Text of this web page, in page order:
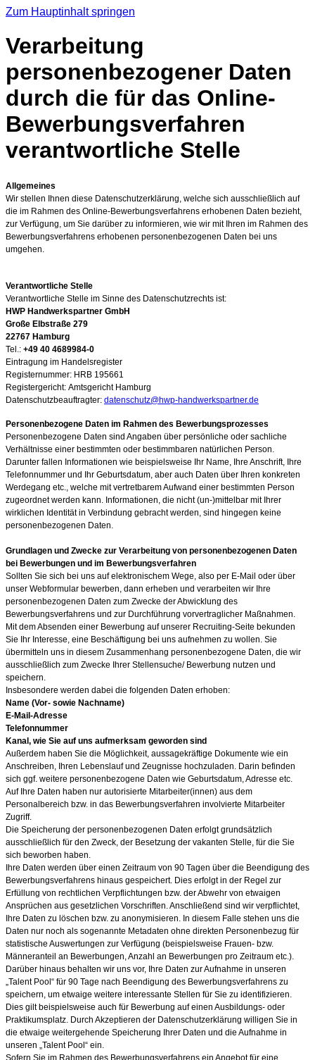
Zum Hauptinhalt springen
Verarbeitung
personenbezogener Daten
durch die für das Online-
Bewerbungsverfahren
verantwortliche Stelle
Allgemeines
Wir stellen Ihnen diese Datenschutzerklärung, welche sich ausschließlich auf
die im Rahmen des Online-Bewerbungsverfahrens erhobenen Daten bezieht,
zur Verfügung, um Sie darüber zu informieren, wie wir mit Ihren im Rahmen des
Bewerbungsverfahrens erhobenen personenbezogenen Daten bei uns
umgehen.
Verantwortliche Stelle
Verantwortliche Stelle im Sinne des Datenschutzrechts ist:
HWP Handwerkspartner GmbH
Große Elbstraße 279
22767 Hamburg
Tel.: +49 40 4689984-0
Eintragung im Handelsregister
Registernummer: HRB 195661
Registergericht: Amtsgericht Hamburg
Datenschutzbeauftragter: datenschutz@hwp-handwerkspartner.de
Personenbezogene Daten im Rahmen des Bewerbungsprozesses
Personenbezogene Daten sind Angaben über persönliche oder sachliche
Verhältnisse einer bestimmten oder bestimmbaren natürlichen Person.
Darunter fallen Informationen wie beispielsweise Ihr Name, Ihre Anschrift, Ihre
Telefonnummer und Ihr Geburtsdatum, aber auch Daten über Ihren konkreten
Werdegang etc., welche mit vertretbarem Aufwand einer bestimmten Person
zugeordnet werden kann. Informationen, die nicht (un-)mittelbar mit Ihrer
wirklichen Identität in Verbindung gebracht werden, sind hingegen keine
personenbezogenen Daten.
Grundlagen und Zwecke zur Verarbeitung von personenbezogenen Daten
bei Bewerbungen und im Bewerbungsverfahren
Sollten Sie sich bei uns auf elektronischem Wege, also per E-Mail oder über
unser Webformular bewerben, dann erheben und verarbeiten wir Ihre
personenbezogenen Daten zum Zwecke der Abwicklung des
Bewerbungsverfahrens und zur Durchführung vorvertraglicher Maßnahmen.
Mit dem Absenden einer Bewerbung auf unserer Recruiting-Seite bekunden
Sie Ihr Interesse, eine Beschäftigung bei uns aufnehmen zu wollen. Sie
übermitteln uns in diesem Zusammenhang personenbezogene Daten, die wir
ausschließlich zum Zwecke Ihrer Stellensuche/ Bewerbung nutzen und
speichern.
Insbesondere werden dabei die folgenden Daten erhoben:
Name (Vor- sowie Nachname)
E-Mail-Adresse
Telefonnummer
Kanal, wie Sie auf uns aufmerksam geworden sind
Außerdem haben Sie die Möglichkeit, aussagekräftige Dokumente wie ein
Anschreiben, Ihren Lebenslauf und Zeugnisse hochzuladen. Darin befinden
sich ggf. weitere personenbezogene Daten wie Geburtsdatum, Adresse etc.
Auf Ihre Daten haben nur autorisierte Mitarbeiter(innen) aus dem
Personalbereich bzw. in das Bewerbungsverfahren involvierte Mitarbeiter
Zugriff.
Die Speicherung der personenbezogenen Daten erfolgt grundsätzlich
ausschließlich für den Zweck, der Besetzung der vakanten Stelle, für die Sie
sich beworben haben.
Ihre Daten werden über einen Zeitraum von 90 Tagen über die Beendigung des
Bewerbungsverfahrens hinaus gespeichert. Dies erfolgt in der Regel zur
Erfüllung von rechtlichen Verpflichtungen bzw. der Abwehr von etwaigen
Ansprüchen aus gesetzlichen Vorschriften. Anschließend sind wir verpflichtet,
Ihre Daten zu löschen bzw. zu anonymisieren. In diesem Falle stehen uns die
Daten nur noch als sogenannte Metadaten ohne direkten Personenbezug für
statistische Auswertungen zur Verfügung (beispielsweise Frauen- bzw.
Männeranteil an Bewerbungen, Anzahl an Bewerbungen pro Zeitraum etc.).
Darüber hinaus behalten wir uns vor, Ihre Daten zur Aufnahme in unseren
„Talent Pool“ für 90 Tage nach Beendigung des Bewerbungsverfahrens zu
speichern, um etwaige weitere interessante Stellen für Sie zu identifizieren.
Dies gilt beispielsweise auch für Bewerbung auf einen Ausbildungs- oder
Praktikumsplatz. Durch Akzeptieren der Datenschutzerklärung willigen Sie in
die etwaige weitergehende Speicherung Ihrer Daten und die Aufnahme in
unseren „Talent Pool“ ein.
Sofern Sie im Rahmen des Bewerbungsverfahrens ein Angebot für eine